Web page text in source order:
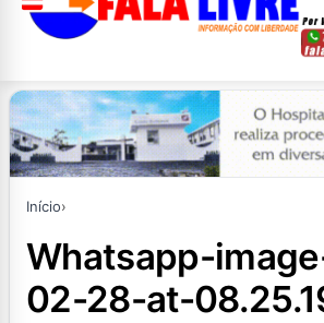
Início›
whatsapp-image-2024-
02-28-at-